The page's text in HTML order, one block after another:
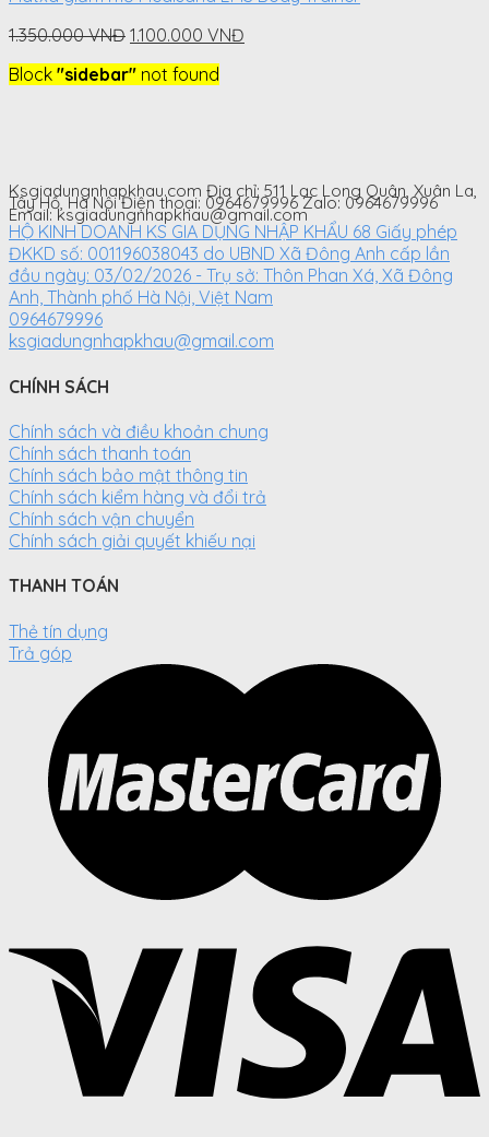
1.350.000VNĐ Original
was:
1.100.000 VNĐ
Block "sidebar" not found
Ksgiadungnhapkhau.com Địa chỉ: 511 Lạc Long Quân, Xuân La,
Tây Hồ, Hà Nội Điện thoại: 0964679996 Zalo: 0964679996
Email: ksgiadungnhapkhau@gmail.com
HỘ KINH DOANH KS GIA DỤNG NHẬP KHẨU 68 Giấy phép
ĐKKD số: 001196038043 do UBND Xã Đông Anh cấp lần
đầu ngày: 03/02/2026 - Trụ sở: Thôn Phan Xá, Xã Đông
Anh, Thành phố Hà Nội, Việt Nam
0964679996
ksgiadungnhapkhau@gmail.com
CHÍNH SÁCH
Chính sách và điều khoản chung
Chính sách thanh toán
Chính sách bảo mật thông tin
Chính sách kiểm hàng và đổi trả
Chính sách vận chuyển
Chính sách giải quyết khiếu nại
THANH TOÁN
Thẻ tín dụng
Trả góp